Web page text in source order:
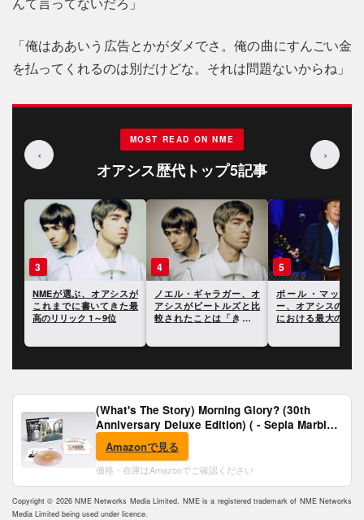
「俺はああいう広告とかがダメでさ。俺の曲にすんごい金
を払ってくれるのは別だけどな。それは問題ないからね」
‹
MOST READ ON NME
オアシス歴代トップ5記事
›
3
NMEが選ぶ、オアシスが
これまでに書いてきた最
高のリリック 1～9位
4
ノエル・ギャラガー、オ
アシスがビートルズと比
較されたことは「きまり
5
ポール・マッカー
ー、オアシスのキ
における最大の過
(What's The Story) Morning Glory? (30th
Anniversary Deluxe Edition) ( - Sepia Marble
Vinyl) [Analog]
Amazonで見る
価格・在庫はAmazonでご確認ください
Copyright © 2026 NME Networks Media Limited. NME is a registered trademark of NME Networks
Media Limited being used under licence.